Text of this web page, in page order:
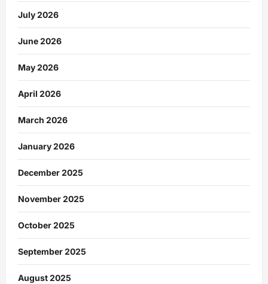
July 2026
June 2026
May 2026
April 2026
March 2026
January 2026
December 2025
November 2025
October 2025
September 2025
August 2025